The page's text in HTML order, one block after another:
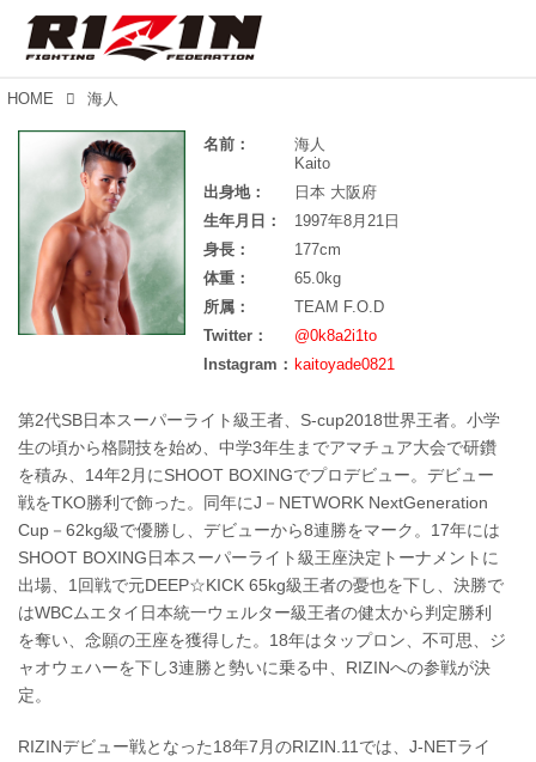
HOME 海人
名前：
海人
Kaito
出身地：
日本 大阪府
生年月日：
1997年8月21日
身長：
177cm
体重：
65.0kg
所属：
TEAM F.O.D
Twitter：
@0k8a2i1to
Instagram： kaitoyade0821
第2代SB日本スーパーライト級王者、S-cup2018世界王者。小学
生の頃から格闘技を始め、中学3年生までアマチュア大会で研鑽
を積み、14年2月にSHOOT BOXINGでプロデビュー。デビュー
戦をTKO勝利で飾った。同年にJ－NETWORK NextGeneration
Cup－62kg級で優勝し、デビューから8連勝をマーク。17年には
SHOOT BOXING日本スーパーライト級王座決定トーナメントに
出場、1回戦で元DEEP☆KICK 65kg級王者の憂也を下し、決勝で
はWBCムエタイ日本統一ウェルター級王者の健太から判定勝利
を奪い、念願の王座を獲得した。18年はタップロン、不可思、ジ
ャオウェハーを下し3連勝と勢いに乗る中、RIZINへの参戦が決
定。
RIZINデビュー戦となった18年7月のRIZIN.11では、J-NETライ